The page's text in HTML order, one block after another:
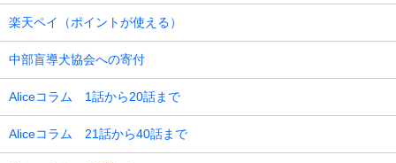
楽天ペイ（ポイントが使える）
中部盲導犬協会への寄付
Aliceコラム 1話から20話まで
Aliceコラム 21話から40話まで